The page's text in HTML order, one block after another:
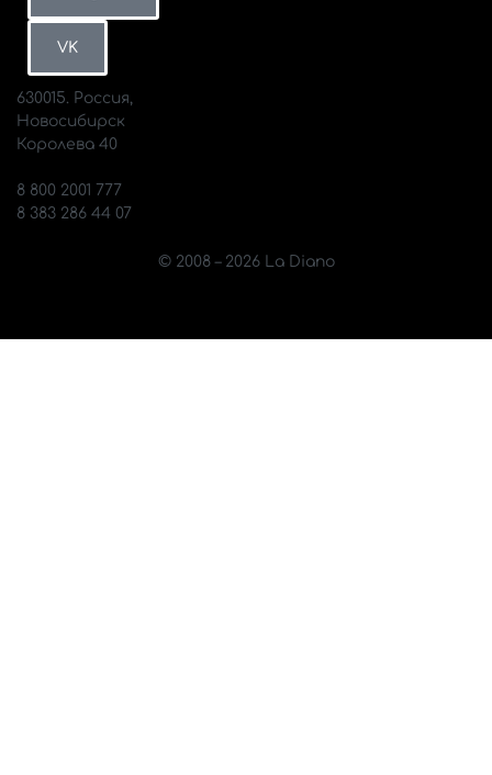
VK
630015. Россия,
Новосибирск
Королева 40
8 800 2001 777
8 383 286 44 07
© 2008 – 2026 La Diano